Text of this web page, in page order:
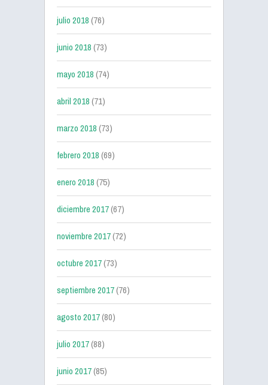
julio 2018(76)
junio 2018(73)
mayo 2018(74)
abril 2018(71)
marzo 2018(73)
febrero 2018(69)
enero 2018(75)
diciembre 2017(67)
noviembre 2017(72)
octubre 2017(73)
septiembre 2017(76)
agosto 2017(80)
julio 2017(88)
junio 2017(85)